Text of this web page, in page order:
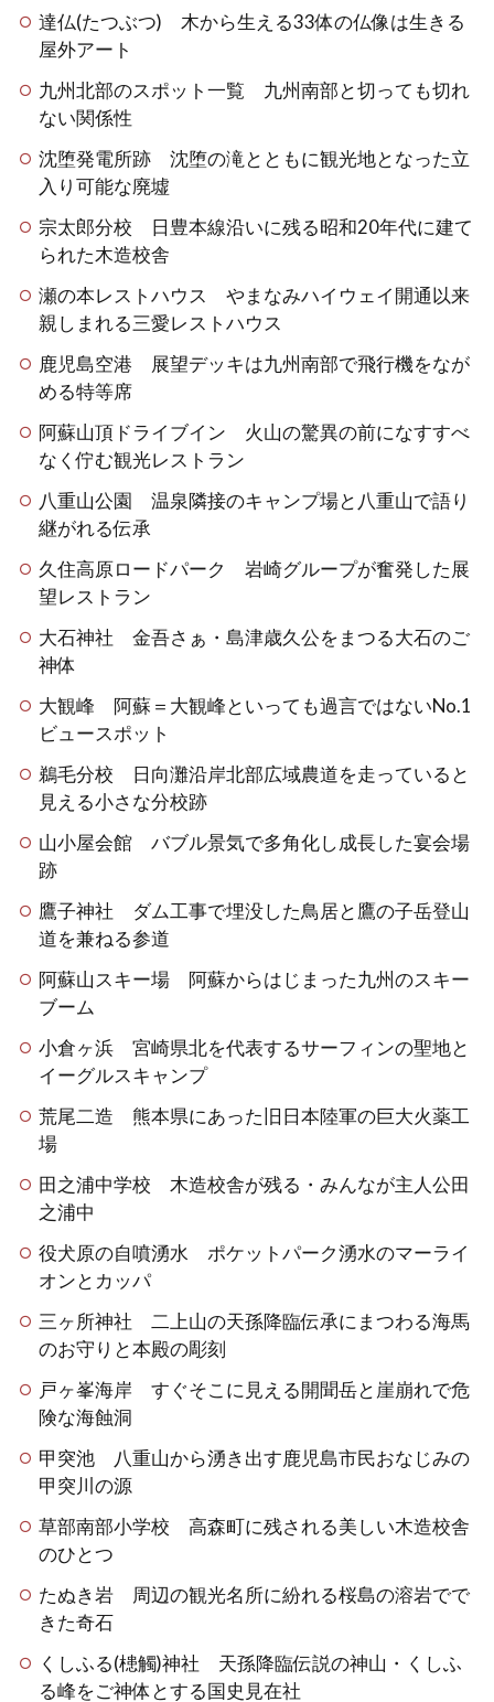
達仏(たつぶつ) 木から生える33体の仏像は生きる
屋外アート
九州北部のスポット一覧 九州南部と切っても切れ
ない関係性
沈堕発電所跡 沈堕の滝とともに観光地となった立
入り可能な廃墟
宗太郎分校 日豊本線沿いに残る昭和20年代に建て
られた木造校舎
瀬の本レストハウス やまなみハイウェイ開通以来
親しまれる三愛レストハウス
鹿児島空港 展望デッキは九州南部で飛行機をなが
める特等席
阿蘇山頂ドライブイン 火山の驚異の前になすすべ
なく佇む観光レストラン
八重山公園 温泉隣接のキャンプ場と八重山で語り
継がれる伝承
久住高原ロードパーク 岩崎グループが奮発した展
望レストラン
大石神社 金吾さぁ・島津歳久公をまつる大石のご
神体
大観峰 阿蘇＝大観峰といっても過言ではないNo.1
ビュースポット
鵜毛分校 日向灘沿岸北部広域農道を走っていると
見える小さな分校跡
山小屋会館 バブル景気で多角化し成長した宴会場
跡
鷹子神社 ダム工事で埋没した鳥居と鷹の子岳登山
道を兼ねる参道
阿蘇山スキー場 阿蘇からはじまった九州のスキー
ブーム
小倉ヶ浜 宮崎県北を代表するサーフィンの聖地と
イーグルスキャンプ
荒尾二造 熊本県にあった旧日本陸軍の巨大火薬工
場
田之浦中学校 木造校舎が残る・みんなが主人公田
之浦中
役犬原の自噴湧水 ポケットパーク湧水のマーライ
オンとカッパ
三ヶ所神社 二上山の天孫降臨伝承にまつわる海馬
のお守りと本殿の彫刻
戸ヶ峯海岸 すぐそこに見える開聞岳と崖崩れで危
険な海蝕洞
甲突池 八重山から湧き出す鹿児島市民おなじみの
甲突川の源
草部南部小学校 高森町に残される美しい木造校舎
のひとつ
たぬき岩 周辺の観光名所に紛れる桜島の溶岩でで
きた奇石
くしふる(槵觸)神社 天孫降臨伝説の神山・くしふ
る峰をご神体とする国史見在社